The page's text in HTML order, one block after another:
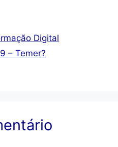
Digital
– Temer?